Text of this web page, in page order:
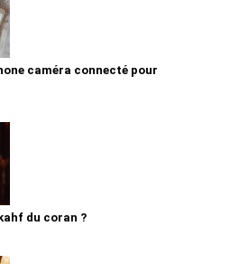
caméra connecté pour
du coran ?